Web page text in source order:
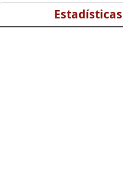
Estadísticas